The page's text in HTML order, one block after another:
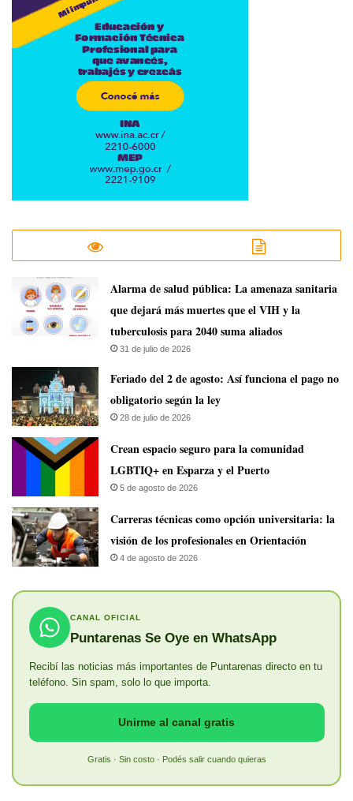
​Alarma de salud pública: La amenaza sanitaria
que dejará más muertes que el VIH y la
tuberculosis para 2040 suma aliados
31 de julio de 2026
Feriado del 2 de agosto: Así funciona el pago no
obligatorio según la ley
28 de julio de 2026
Crean espacio seguro para la comunidad
LGBTIQ+ en Esparza y el Puerto
5 de agosto de 2026
Carreras técnicas como opción universitaria: la
visión de los profesionales en Orientación
4 de agosto de 2026
CANAL OFICIAL
Puntarenas Se Oye en WhatsApp
Recibí las noticias más importantes de Puntarenas directo en tu
teléfono. Sin spam, solo lo que importa.
Unirme al canal gratis
Gratis · Sin costo · Podés salir cuando quieras